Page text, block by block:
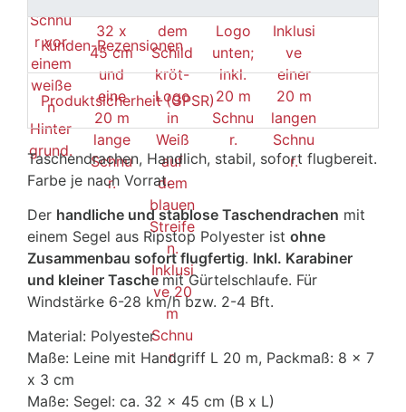
Kunden-Rezensionen
Produktsicherheit (GPSR)
Taschendrachen, Handlich, stabil, sofort flugbereit.
Farbe je nach Vorrat.
Der handliche und stablose Taschendrachen mit
einem Segel aus Ripstop Polyester ist ohne
Zusammenbau sofort flugfertig. Inkl. Karabiner
und kleiner Taschemit Gürtelschlaufe. Für
Windstärke 6-28 km/h bzw. 2-4 Bft.
Material: Polyester
Maße: Leine mit Handgriff L 20 m, Packmaß: 8 x 7
x 3 cm
Maße: Segel: ca. 32 x 45 cm (B x L)